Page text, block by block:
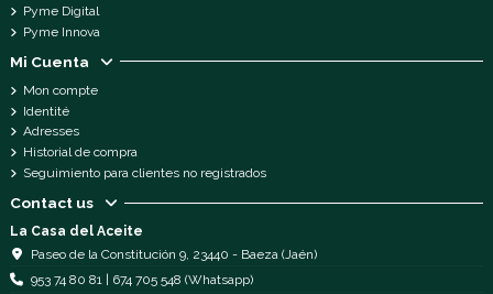
Pyme Digital
Pyme Innova
Mi Cuenta
Mon compte
Identité
Adresses
Historial de compra
Seguimiento para clientes no registrados
Contact us
La Casa del Aceite
Paseo de la Constitución 9, 23440 - Baeza (Jaén)
953 74 80 81 | 674 705 548 (Whatsapp)